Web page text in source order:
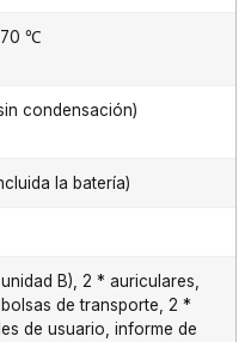
℃
condensación)
la batería)
B), 2 * auriculares,
de transporte, 2 *
de usuario, informe de